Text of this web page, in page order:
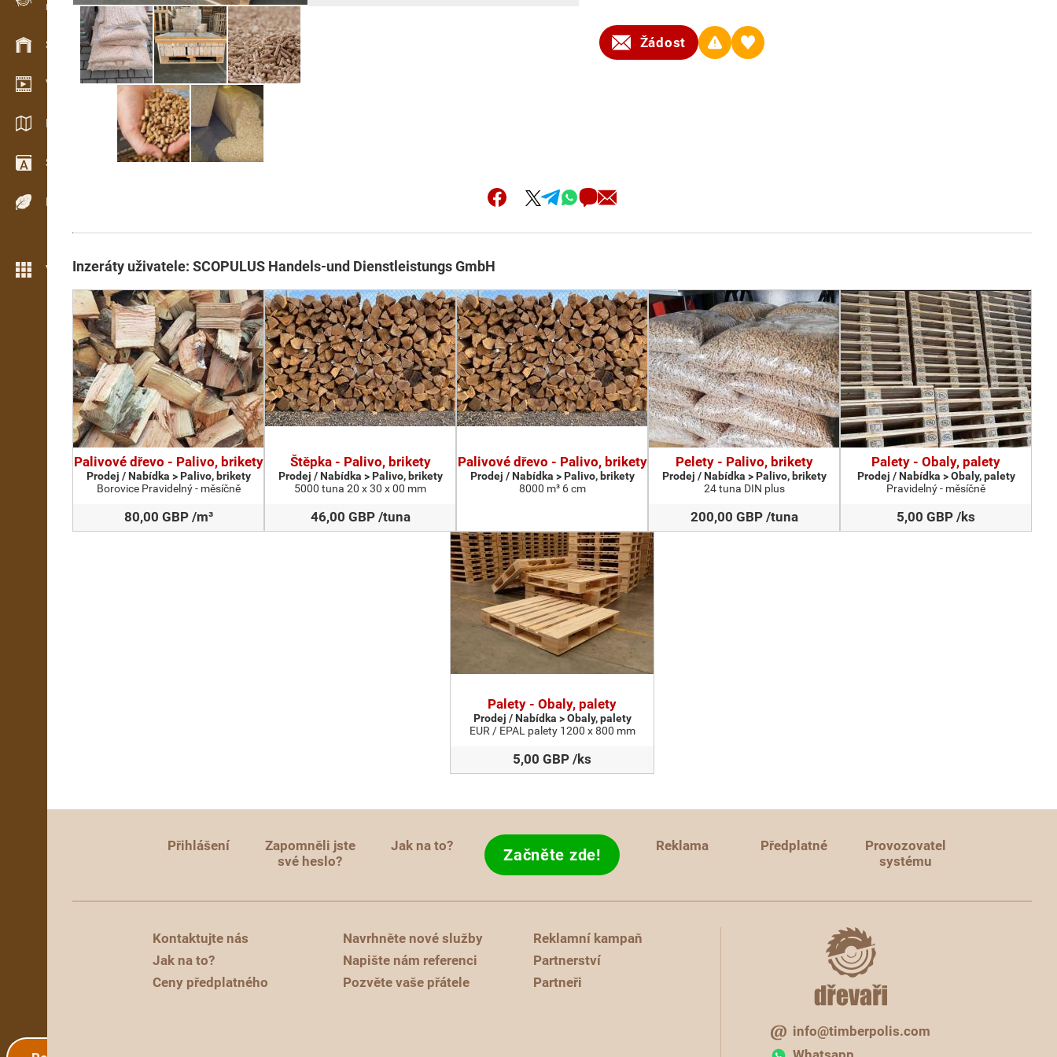
Evidence dřeva v terénu
Skladové hospodářství
Video showroom
Katalogy / Brožury
Slovník
Dřeviny
Více možností
Žádost
Inzeráty uživatele: SCOPULUS Handels-und Dienstleistungs GmbH
Palivové dřevo - Palivo, brikety
Prodej / Nabídka > Palivo, brikety
Borovice Pravidelný - měsíčně
80,00 GBP /m³
Štěpka - Palivo, brikety
Prodej / Nabídka > Palivo, brikety
5000 tuna 20 x 30 x 00 mm
46,00 GBP /tuna
Palivové dřevo - Palivo, brikety
Prodej / Nabídka > Palivo, brikety
8000 m³ 6 cm
Pelety - Palivo, brikety
Prodej / Nabídka > Palivo, brikety
24 tuna DIN plus
200,00 GBP /tuna
Palety - Obaly, palety
Prodej / Nabídka > Obaly, palety
Pravidelný - měsíčně
5,00 GBP /ks
Palety - Obaly, palety
Prodej / Nabídka > Obaly, palety
EUR / EPAL palety 1200 x 800 mm
5,00 GBP /ks
Přihlášení
Zapomněli jste
své heslo?
Jak na to? Začněte zde! Reklama Předplatné
Provozovatel
systému
Kontaktujte nás
Jak na to?
Ceny předplatného
Navrhněte nové služby
Napište nám referenci
Pozvěte vaše přátele
Reklamní kampaň
Partnerství
Partneři
info@timberpolis.com